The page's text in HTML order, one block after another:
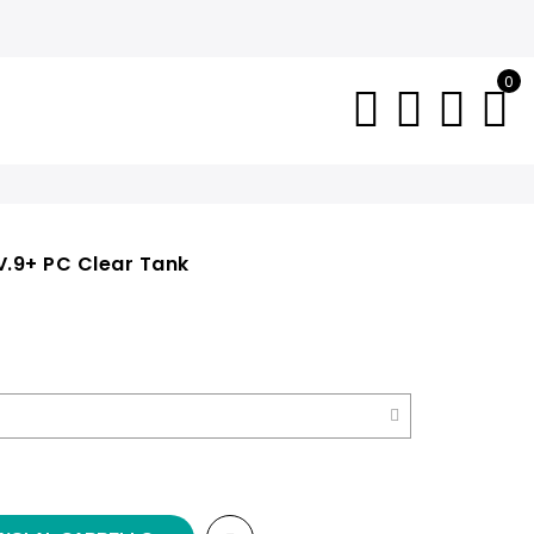
0
PC Clear Tank